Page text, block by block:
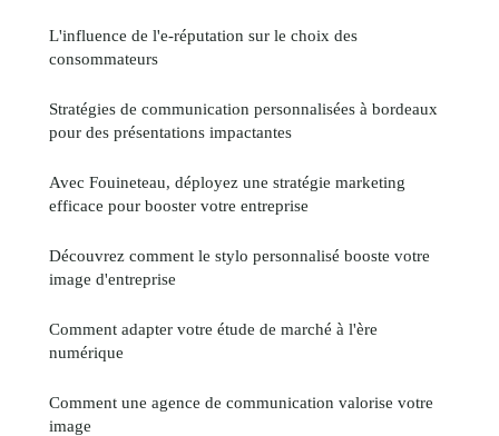
L'influence de l'e-réputation sur le choix des
consommateurs
Stratégies de communication personnalisées à bordeaux
pour des présentations impactantes
Avec Fouineteau, déployez une stratégie marketing
efficace pour booster votre entreprise
Découvrez comment le stylo personnalisé booste votre
image d'entreprise
Comment adapter votre étude de marché à l'ère
numérique
Comment une agence de communication valorise votre
image